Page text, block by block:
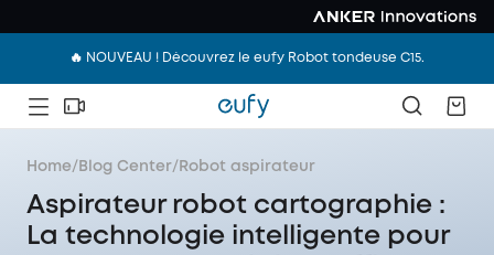
🔥 NOUVEAU ! Découvrez le eufy Robot tondeuse C15.
Home/ Blog Center/ Robot aspirateur
Aspirateur robot cartographie :
La technologie intelligente pour